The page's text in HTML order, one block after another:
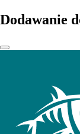
Dodawanie